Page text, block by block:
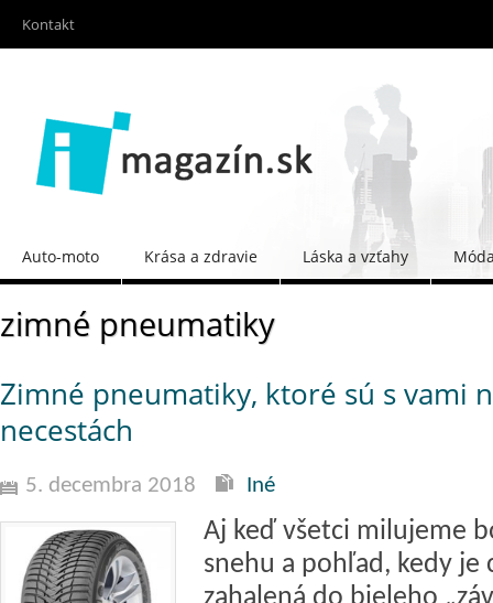
Kontakt
Auto-moto Krása a zdravie Láska a vzťahy
zimné pneumatiky
Zimné pneumatiky, ktoré sú s vami
necestách
5. decembra 2018 Iné
Aj keď všetci milujeme
snehu a pohľad, kedy je